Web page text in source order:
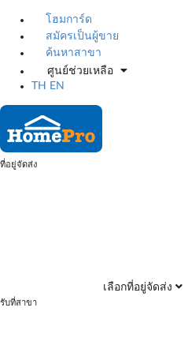
โฮมการ์ด
สมัครเป็นผู้ขาย
ค้นหาสาขา
ศูนย์ช่วยเหลือ
TH
EN
ที่อยู่จัดส่ง
เลือกที่อยู่จัดส่ง
รับที่สาขา